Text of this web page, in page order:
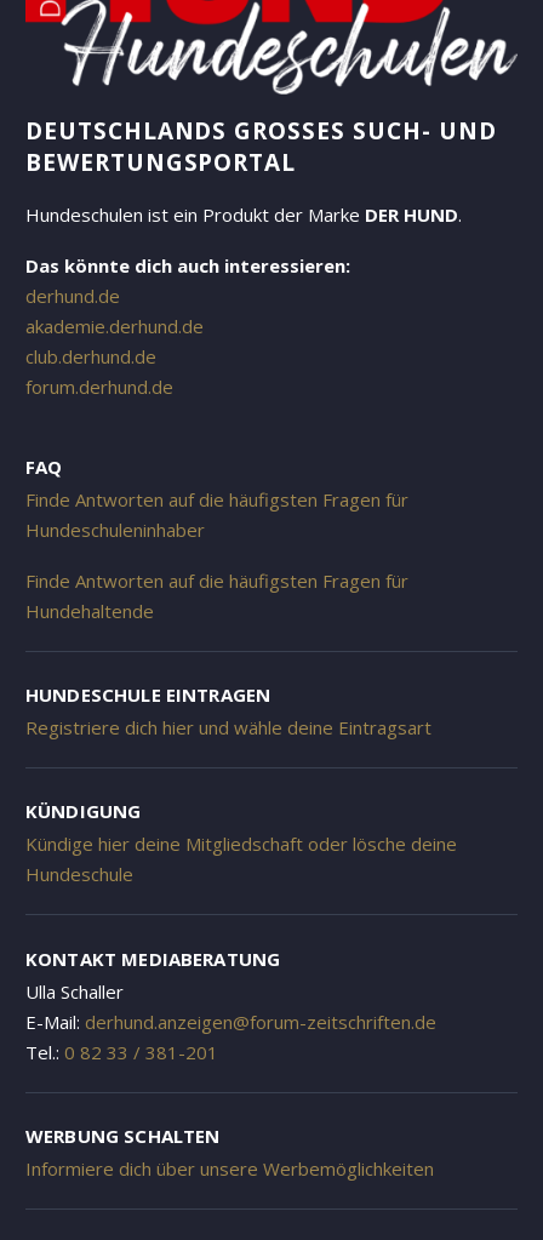
DEUTSCHLANDS GROSSES SUCH- UND B
EWERTUNGSPORTAL
Hundeschulen ist ein Produkt der Marke DER HUND.
Das könnte dich auch interessieren:
derhund.de
akademie.derhund.de
club.derhund.de
forum.derhund.de
FAQ
Finde Antworten auf die häufigsten Fragen für
Hundeschuleninhaber
Finde Antworten auf die häufigsten Fragen für
Hundehaltende
HUNDESCHULE EINTRAGEN
Registriere dich hier und wähle deine Eintragsart
KÜNDIGUNG
Kündige hier deine Mitgliedschaft oder lösche deine
Hundeschule
KONTAKT MEDIABERATUNG
Ulla Schaller
E-Mail: derhund.anzeigen@forum-zeitschriften.de
Tel.: 0 82 33 / 381-201
WERBUNG SCHALTEN
Informiere dich über unsere Werbemöglichkeiten